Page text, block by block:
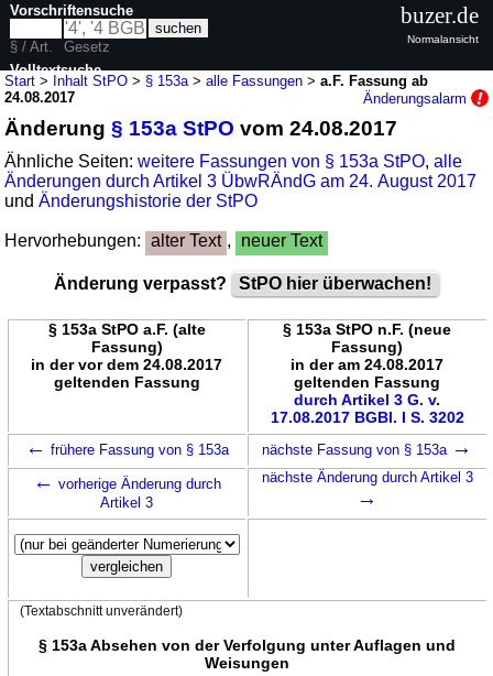
Start > Inhalt StPO > § 153a >alle Fassungen >a.F. Fassung ab
24.08.2017
Änderungsalarm
Änderung§ 153a StPO vom 24.08.2017
Ähnliche Seiten:weitere Fassungen von § 153a StPO,alle
Änderungen durch Artikel 3 ÜbwRÄndG am 24. August 2017
undÄnderungshistorie der StPO
Hervorhebungen: alter Text , neuer Text
Änderung verpasst? StPO hier überwachen!
§ 153a StPO a.F. (alte
Fassung)
in der vor dem 24.08.2017
geltenden Fassung
§ 153a StPO n.F. (neue
Fassung)
in der am 24.08.2017
geltenden Fassung
durch Artikel 3 G. v.
17.08.2017 BGBl. I S. 3202
← frühere Fassung von § 153a nächste Fassung von § 153a →
← vorherige Änderung durch
Artikel 3
nächste Änderung durch Artikel 3
→
(Textabschnitt unverändert)
§ 153a Absehen von der Verfolgung unter Auflagen und
Weisungen
Vorschriftensuche
§ / Art.
Gesetz
Volltextsuche
buzer.de
Normalansicht